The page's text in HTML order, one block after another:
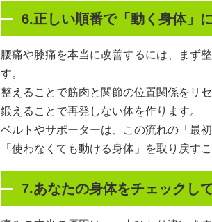
6.正しい順番で「動く身体」
腰痛や膝痛を本当に改善するには、まず
す。
整えることで筋肉と関節の位置関係をリ
鍛えることで再発しない体を作ります。
ベルトやサポーターは、この流れの「最
「使わなくても動ける身体」を取り戻すこ
7.あなたの身体をチェックし